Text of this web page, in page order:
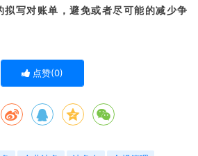
拟写对账单，避免或者尽可能的减少争
点赞(0)